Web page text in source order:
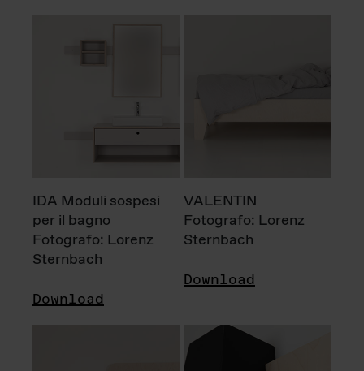
IDA Moduli sospesi
per il bagno
Fotografo: Lorenz
Sternbach
Download
VALENTIN
Fotografo: Lorenz
Sternbach
Download